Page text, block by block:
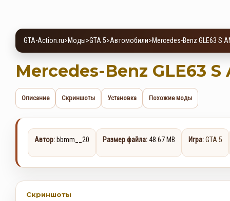
GTA-Action.ru>Моды>GTA 5>Автомобили>Mercedes-Benz GLE63 S
Mercedes-Benz GLE63 S
Описание Скриншоты Установка Похожие моды
Автор: bbmm__20 Размер файла:48.67 MB Игра:GTA 5
Скриншоты